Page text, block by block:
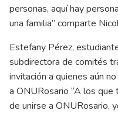
personas, aquí hay
una familia” comparte
Estefany Pérez,
subdirectora de comités
invitación a quienes aún
a ONURosario “A los que
de unirse a ONURosario,